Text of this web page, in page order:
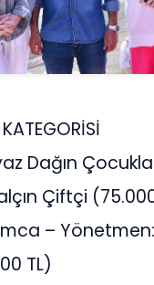
KATEGORİSİ
Dağın
Çiftçi
–
TL)